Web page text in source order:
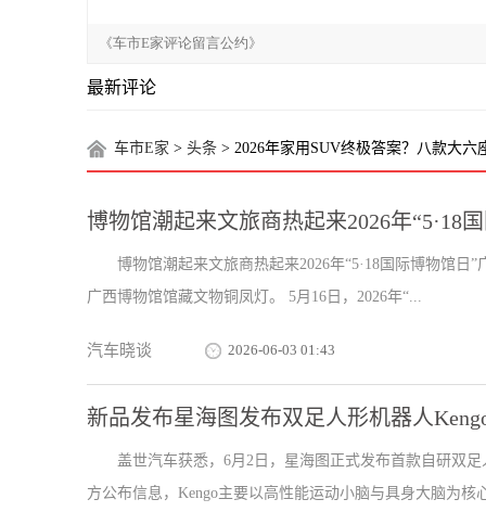
最新评论
车市E家 > 头条 > 2026年家用SUV终极答案？八款大
博物馆潮起来文旅商热起来2026年“5·18
博物馆潮起来文旅商热起来2026年“5·18国际博物馆
广西博物馆馆藏文物铜凤灯。 5月16日，2026年“...
汽车晓谈 2026-06-03 01:43
新品发布星海图发布双足人形机器人
盖世汽车获悉，6月2日，星海图正式发布首款自研双
方公布信息，Kengo主要以高性能运动小脑与具身大脑为核